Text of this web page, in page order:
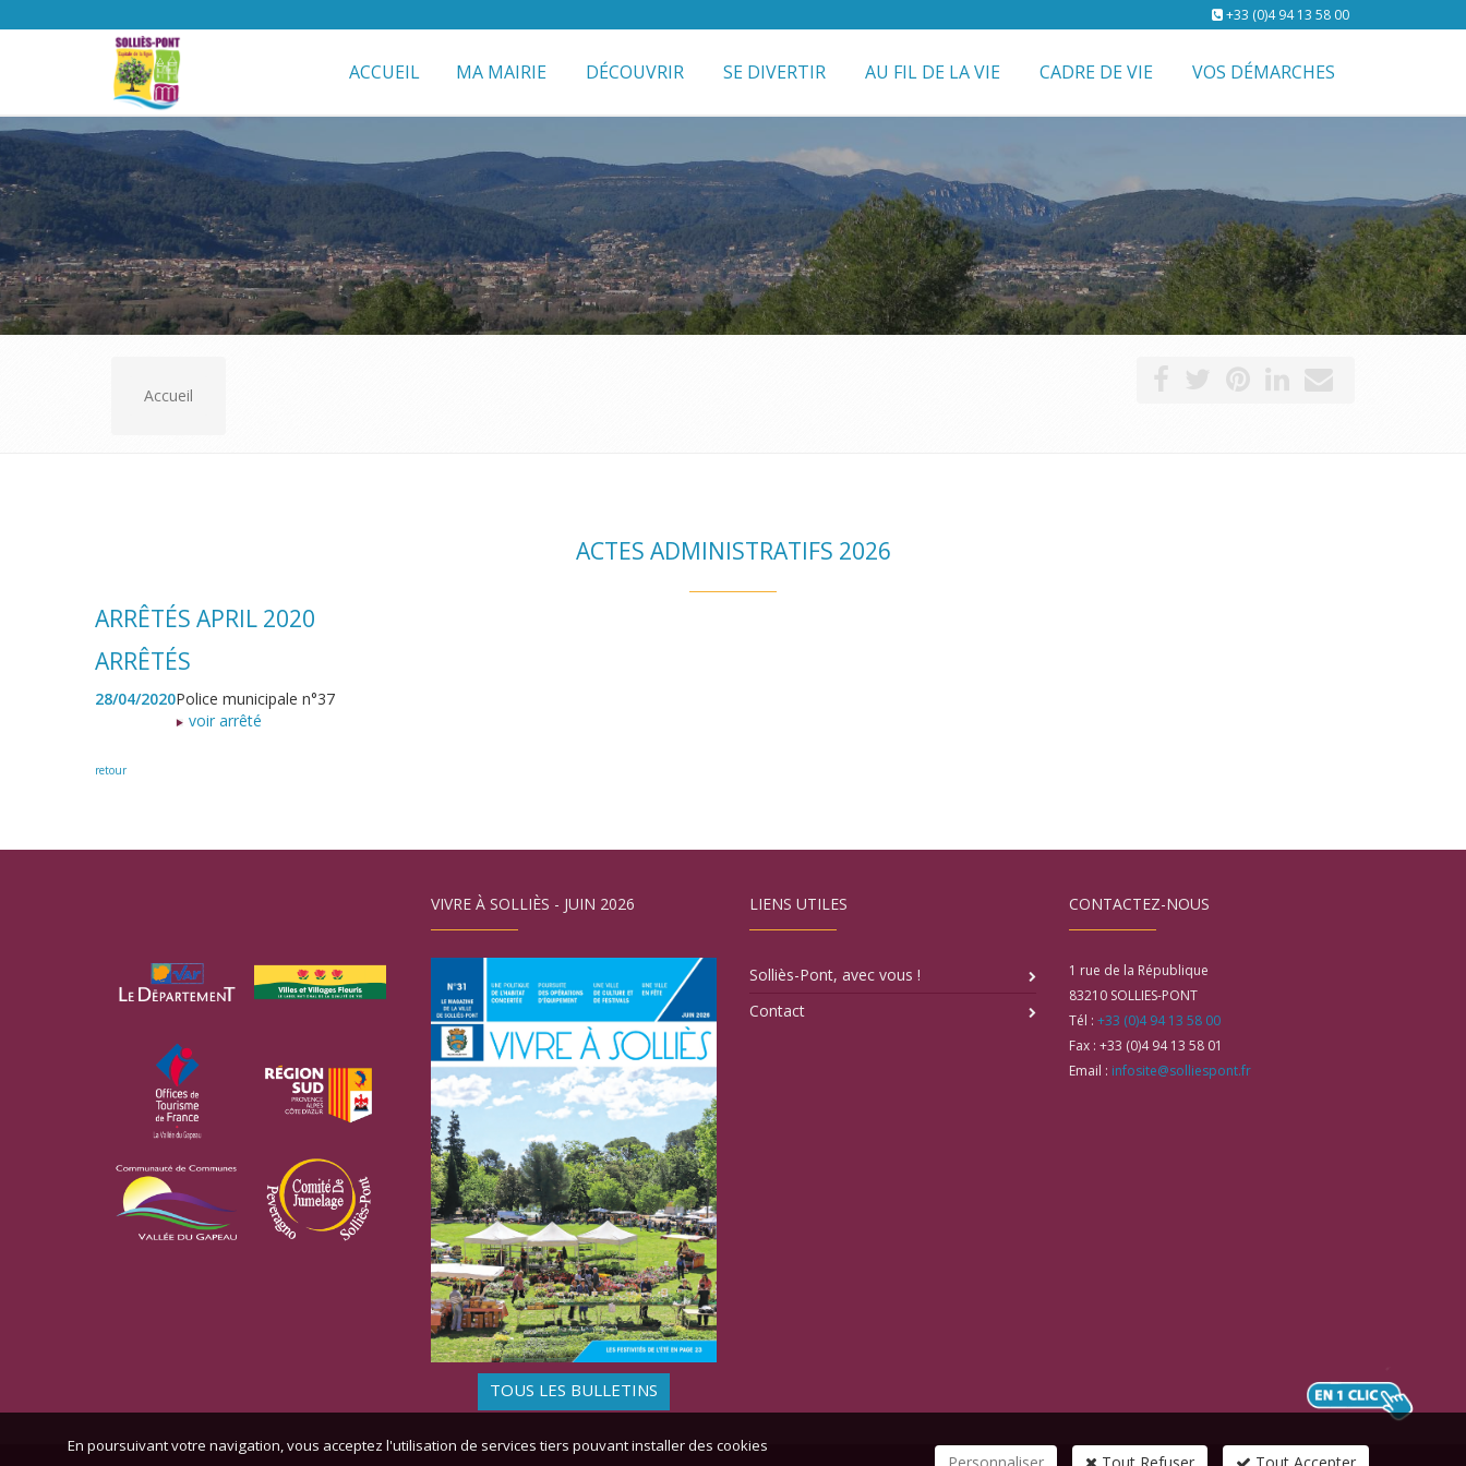
+33 (0)4 94 13 58 00
ACCUEIL MA MAIRIE DÉCOUVRIR SE DIVERTIR AU FIL DE LA VIE CADRE DE VIE VOS DÉMARCHES
Accueil
ACTES ADMINISTRATIFS 2026
ARRÊTÉS APRIL 2020
ARRÊTÉS
28/04/2020Police municipale n°37
voir arrêté
retour
VIVRE À SOLLIÈS - JUIN 2026
TOUS LES BULLETINS
LIENS UTILES
Solliès-Pont, avec vous !
Contact
CONTACTEZ-NOUS
1 rue de la République
83210 SOLLIES-PONT
Tél : +33 (0)4 94 13 58 00
Fax : +33 (0)4 94 13 58 01
Email : infosite@solliespont.fr
En poursuivant votre navigation, vous acceptez l'utilisation de services tiers pouvant installer des cookies